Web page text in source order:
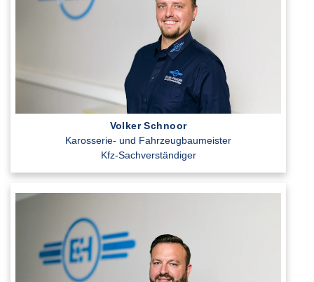
Volker Schnoor
Karosserie- und Fahrzeugbaumeister
Kfz-Sachverständiger